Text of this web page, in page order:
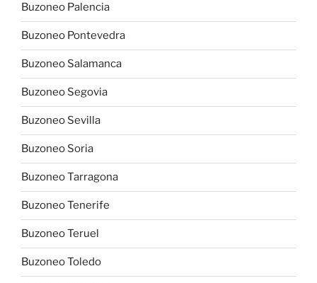
Buzoneo Palencia
Buzoneo Pontevedra
Buzoneo Salamanca
Buzoneo Segovia
Buzoneo Sevilla
Buzoneo Soria
Buzoneo Tarragona
Buzoneo Tenerife
Buzoneo Teruel
Buzoneo Toledo